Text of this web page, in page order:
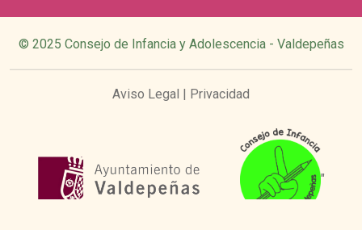
© 2025 Consejo de Infancia y Adolescencia - Valdepeñas
Aviso Legal | Privacidad
"